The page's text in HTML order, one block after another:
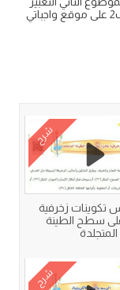
شرح
تكوينات زخرفية
سطح الطينة
المتجلدة
شرح